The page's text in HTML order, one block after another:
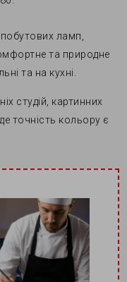
ламп,
та природне
та на кухні.
студій, картинних
точність кольору є